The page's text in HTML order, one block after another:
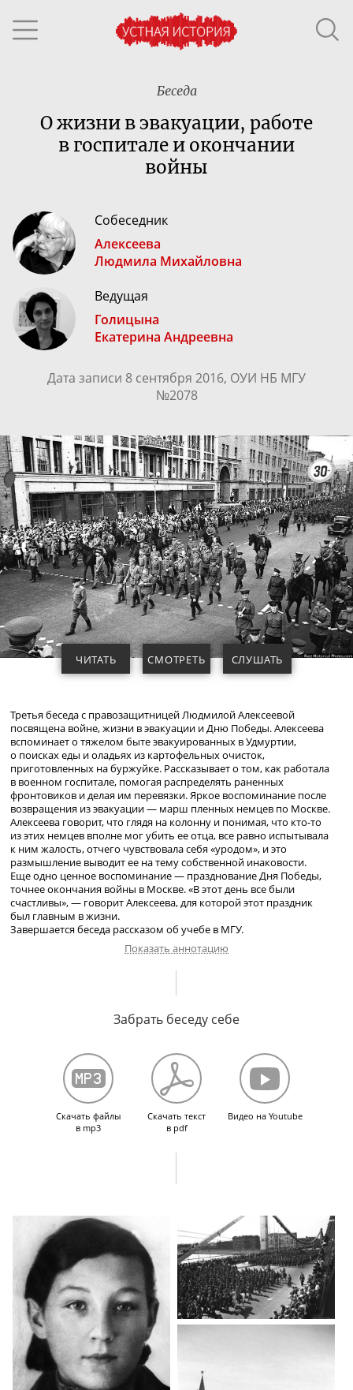
Беседа
О жизни в эвакуации, работе
в госпитале и окончании
войны
Собеседник
Алексеева
Людмила Михайловна
Ведущая
Голицына
Екатерина Андреевна
Дата записи 8 сентября 2016, ОУИ НБ МГУ
№2078
ЧИТАТЬ СМОТРЕТЬ СЛУШАТЬ
Третья беседа с правозащитницей Людмилой Алексеевой
посвящена войне, жизни в эвакуации и Дню Победы. Алексеева
вспоминает о тяжелом быте эвакуированных в Удмуртии,
о поисках еды и оладьях из картофельных очисток,
приготовленных на буржуйке. Рассказывает о том, как работала
в военном госпитале, помогая распределять раненных
фронтовиков и делая им перевязки. Яркое воспоминание после
возвращения из эвакуации — марш пленных немцев по Москве.
Алексеева говорит, что глядя на колонну и понимая, что кто-то
из этих немцев вполне мог убить ее отца, все равно испытывала
к ним жалость, отчего чувствовала себя «уродом», и это
размышление выводит ее на тему собственной инаковости.
Еще одно ценное воспоминание — празднование Дня Победы,
точнее окончания войны в Москве. «В этот день все были
счастливы», — говорит Алексеева, для которой этот праздник
был главным в жизни.
Завершается беседа рассказом об учебе в МГУ.
отправиться на войну. Работа в госпитале. О своих докладах
про Зою Космодемьянскую. Встреча с матерью З.
О любви к театру и творчестве К. Симонова. Празднование
окончания войны в Москве. Выбор правозащитной деятельности.
Учеба на историческом факультете МГУ.
Показать аннотацию
Забрать беседу себе
Скачать файлы
в mp3
Скачать текст
в pdf
Видео на Youtube